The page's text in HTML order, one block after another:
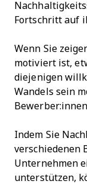
Fortschritt auf
Wenn Sie
motiviert ist,
diejenigen
Wandels sein
Indem Sie
verschiedenen
Unternehmen
unterstützen,